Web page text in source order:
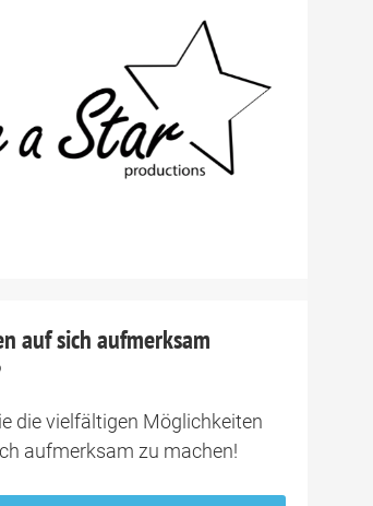
auf sich aufmerksam
die vielfältigen Möglichkeiten
aufmerksam zu machen!